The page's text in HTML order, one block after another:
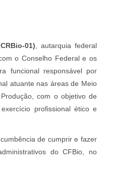
01) , autarquia federal
o Conselho Federal e os
funcional responsável por
atuante nas áreas de Meio
com o objetivo de
profissional ético e
de cumprir e fazer
do CFBio, no